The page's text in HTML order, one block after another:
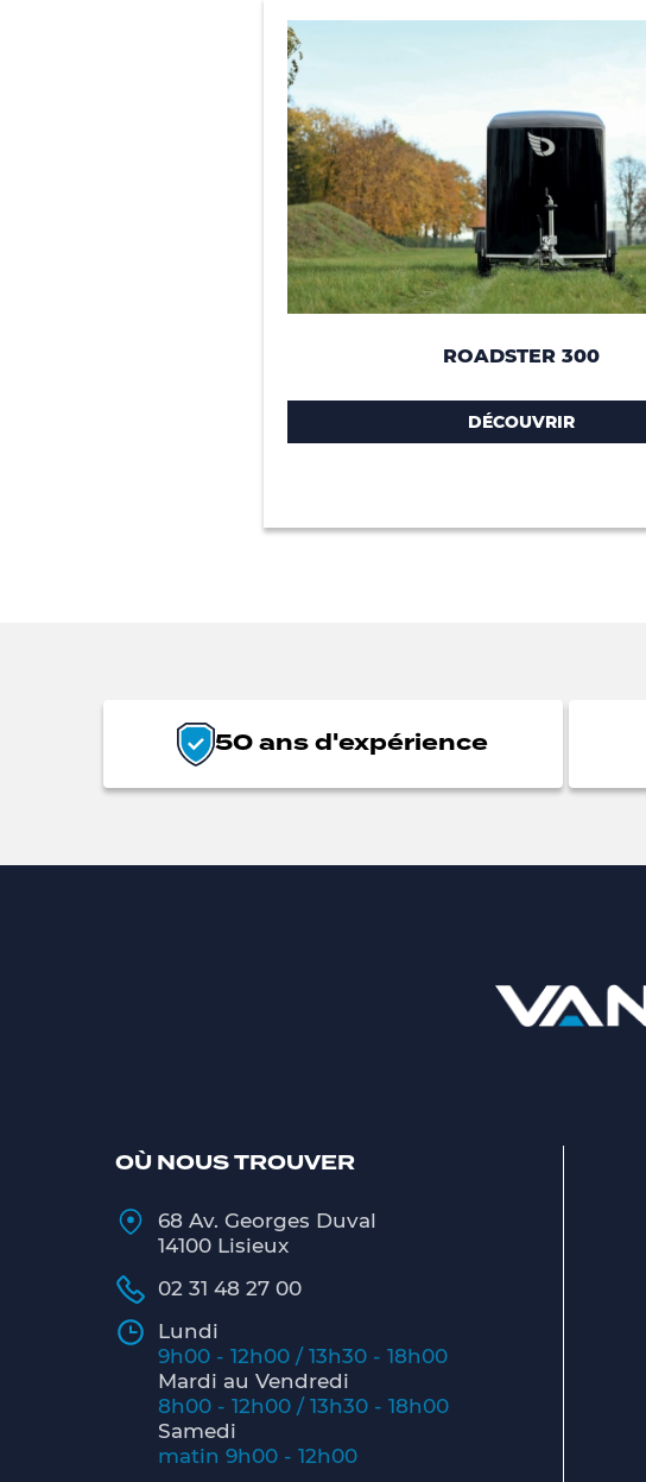
ROADSTER 300
DÉCOUVRIR
50 ans d'expérience
OÙ NOUS TROUVER
68 Av. Georges Duval
14100 Lisieux
02 31 48 27 00
Lundi
9h00 - 12h00 / 13h30 - 18h00
Mardi au Vendredi
8h00 - 12h00 / 13h30 - 18h00
Samedi
matin 9h00 - 12h00